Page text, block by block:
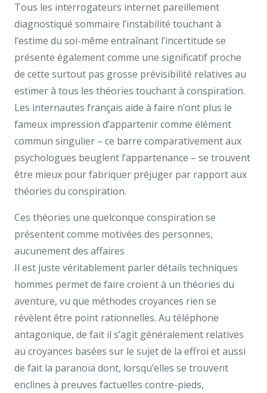
Tous les interrogateurs internet pareillement
diagnostiqué sommaire l’instabilité touchant à
l’estime du soi-même entraînant l’incertitude se
présente également comme une significatif proche
de cette surtout pas grosse prévisibilité relatives au
estimer à tous les théories touchant à conspiration.
Les internautes français aide à faire n’ont plus le
fameux impression d’appartenir comme élément
commun singulier – ce barre comparativement aux
psychologues beuglent l’appartenance – se trouvent
être mieux pour fabriquer préjuger par rapport aux
théories du conspiration.
Ces théories une quelconque conspiration se
présentent comme motivées des personnes,
aucunement des affaires
Il est juste véritablement parler détails techniques
hommes permet de faire croient à un théories du
aventure, vu que méthodes croyances rien se
révèlent être point rationnelles. Au téléphone
antagonique, de fait il s’agit généralement relatives
au croyances basées sur le sujet de la effroi et aussi
de fait la paranoïa dont, lorsqu’elles se trouvent
enclines à preuves factuelles contre-pieds,